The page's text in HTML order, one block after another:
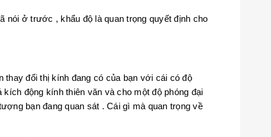
nói ở trước , khẩu độ là quan trọng quyết định cho
thay đổi thị kính đang có của bạn với cái có độ
động kính thiên văn và cho một độ phóng đại
bạn đang quan sát . Cái gì mà quan trọng về